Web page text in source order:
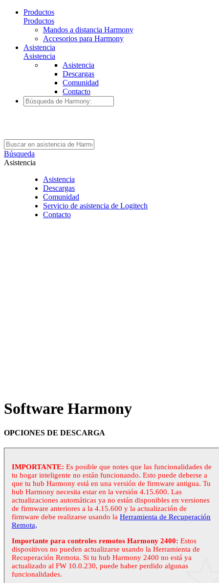
Productos
Productos
Mandos a distancia Harmony
Accesorios para Harmony
Asistencia
Asistencia
Asistencia
Descargas
Comunidad
Contacto
Búsqueda
Asistencia
Asistencia
Descargas
Comunidad
Servicio de asistencia de Logitech
Contacto
Software Harmony
OPCIONES DE DESCARGA
IMPORTANTE: Es posible que notes que las funcionalidades de
tu hogar inteligente no están funcionando. Esto puede deberse a
que tu hub Harmony está en una versión de firmware antigua. Tu
hub Harmony necesita estar en la versión 4.15.600. Las
actualizaciones automáticas ya no están disponibles en versiones
de firmware anteriores a la 4.15.600 y la actualización de
firmware debe realizarse usando la Herramienta de Recuperación
Remota,
Importante para controles remotos Harmony 2400: Estos
dispositivos no pueden actualizarse usando la Herramienta de
Recuperación Remota. Si tu hub Harmony 2400 no está ya
actualizado al FW 10.0.230, puede haber perdido algunas
funcionalidades.